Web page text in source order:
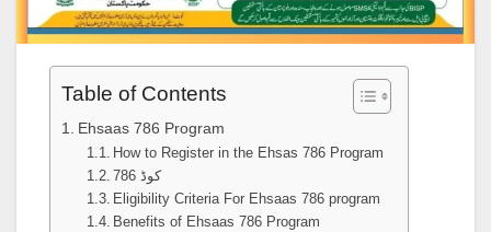
Table of Contents
Ehsaas 786 Program
How to Register in the Ehsas 786 Program
786 کوڈ
Eligibility Criteria For Ehsaas 786 program
Benefits of Ehsaas 786 Program